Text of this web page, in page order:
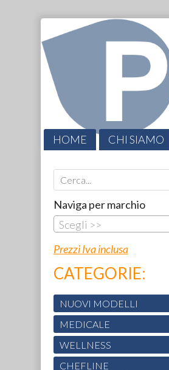
HOME CHI SIAMO
Naviga per marchio
Scegli >>
Prezzi Iva inclusa
CATEGORIE:
NUOVI MODELLI
MEDICALE
WELLNESS
CHEFLINE